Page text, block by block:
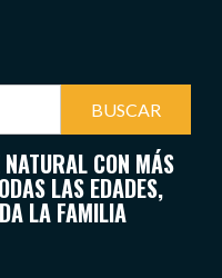
CON MÁS
LAS EDADES,
LA FAMILIA